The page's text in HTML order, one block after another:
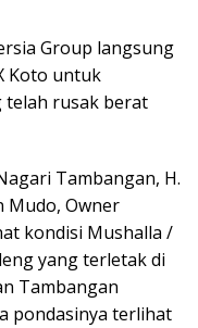
Group langsung
Koto untuk
telah rusak berat
Tambangan, H.
Mudo, Owner
kondisi Mushalla /
yang terletak di
Tambangan
pondasinya terlihat